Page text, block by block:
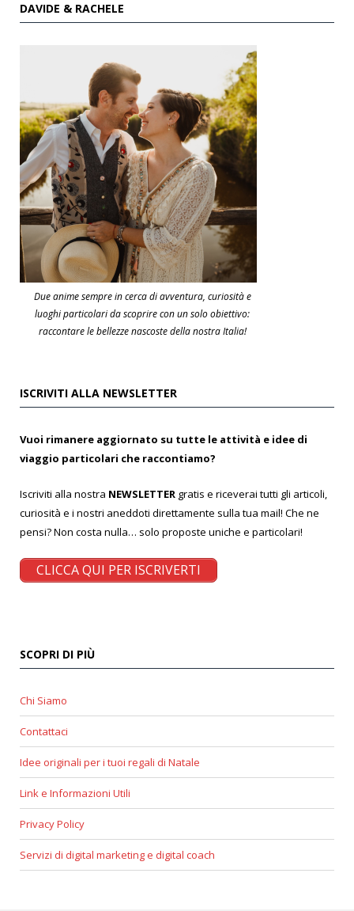
DAVIDE & RACHELE
Due anime sempre in cerca di avventura, curiosità e
luoghi particolari da scoprire con un solo obiettivo:
raccontare le bellezze nascoste della nostra Italia!
ISCRIVITI ALLA NEWSLETTER
Vuoi rimanere aggiornato su tutte le attività e idee di
viaggio particolari che raccontiamo?
Iscriviti alla nostra NEWSLETTER gratis e riceverai tutti gli articoli,
curiosità e i nostri aneddoti direttamente sulla tua mail! Che ne
pensi? Non costa nulla… solo proposte uniche e particolari!
CLICCA QUI PER ISCRIVERTI
SCOPRI DI PIÙ
Chi Siamo
Contattaci
Idee originali per i tuoi regali di Natale
Link e Informazioni Utili
Privacy Policy
Servizi di digital marketing e digital coach